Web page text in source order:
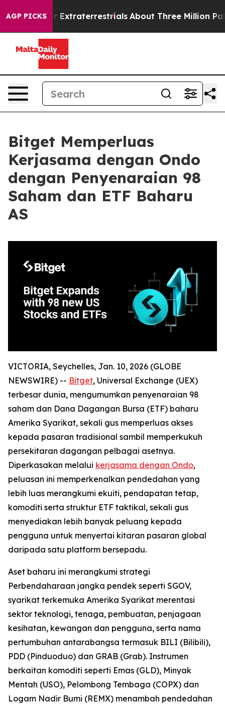
AGP PICKS
for Extraterrestrials About Three Million
Bitget Memperluas
Kerjasama dengan Ondo
dengan Penyenaraian 98
Saham dan ETF Baharu
AS
VICTORIA, Seychelles, Jan. 10, 2026 (GLOBE
NEWSWIRE) -- Bitget, Universal Exchange (UEX)
terbesar dunia, mengumumkan penyenaraian 98
saham dan Dana Dagangan Bursa (ETF) baharu
Amerika Syarikat, sekali gus memperluas akses
kepada pasaran tradisional sambil memperkukuh
persekitaran dagangan pelbagai asetnya.
Diperkasakan melalui kerjasama dengan Ondo,
peluasan ini memperkenalkan pendedahan yang
lebih luas merangkumi ekuiti, pendapatan tetap,
komoditi serta struktur ETF taktikal, sekali gus
menyediakan lebih banyak peluang kepada
pengguna untuk menyertai kitaran pasaran global
daripada satu platform bersepadu.
Aset baharu ini merangkumi strategi
Perbendaharaan jangka pendek seperti SGOV,
syarikat terkemuka Amerika Syarikat merentasi
sektor teknologi, tenaga, pembuatan, penjagaan
kesihatan, kewangan dan pengguna, serta nama
pertumbuhan antarabangsa termasuk BILI (Bilibili),
PDD (Pinduoduo) dan GRAB (Grab). Instrumen
berkaitan komoditi seperti Emas (GLD), Minyak
Mentah (USO), Pelombong Tembaga (COPX) dan
Logam Nadir Bumi (REMX) menambah pendedahan